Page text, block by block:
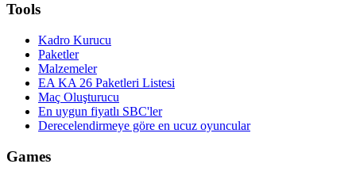
Tools
Kadro Kurucu
Paketler
Malzemeler
EA KA 26 Paketleri Listesi
Maç Oluşturucu
En uygun fiyatlı SBC'ler
Derecelendirmeye göre en ucuz oyuncular
Games